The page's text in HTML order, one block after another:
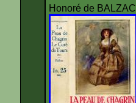
Honoré de BALZAC